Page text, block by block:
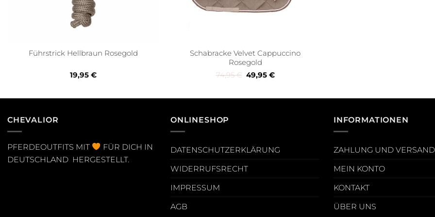
Führstrick Hellbraun Rosegold
19,95€
Schabracke Velvet Cappuccino
Rosegold
74,95€ Ursprünglicher Preis war: 74,95 €
49,95 €Aktueller Preis ist: 49,95 €.
CHEVALIOR
PFERDEOUTFITS MIT
FÜR DICH IN
DEUTSCHLAND HERGESTELLT.
ONLINESHOP
DATENSCHUTZERKLÄRUNG
WIDERRUFSRECHT
IMPRESSUM
AGB
INFORMATIONEN
ZAHLUNG UND VERSAND
MEIN KONTO
KONTAKT
ÜBER UNS